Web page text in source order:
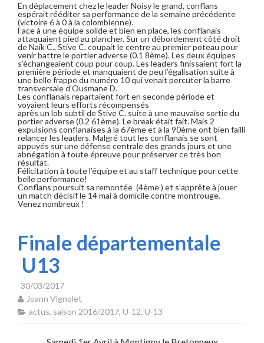
En déplacement chez le leader Noisy le grand, conflans
espérait rééditer sa performance de la semaine précédente
(victoire 6 à 0 à la colombienne).
Face à une équipe solide et bien en place, les conflanais
attaquaient pied au plancher. Sur un débordement côté droit
de Naïk C., Stive C. coupait le centre au premier poteau pour
venir battre le portier adverse (0.1 8ème). Les deux équipes
s’échangeaient coup pour coup. Les leaders finissaient fort la
première période et manquaient de peu l’égalisation suite à
une belle frappe du numéro 10 qui venait percuter la barre
transversale d’Ousmane D.
Les conflanais repartaient fort en seconde période et
voyaient leurs efforts récompensés
après un lob subtil de Stive C. suite à une mauvaise sortie du
portier adverse (0.2 61ème). Le break était fait. Mais 2
expulsions conflanaises à la 67ème et à la 90ème ont bien failli
relancer les leaders. Malgré tout les conflanais se sont
appuyés sur une défense centrale des grands jours et une
abnégation à toute épreuve pour préserver ce très bon
résultat.
Félicitation à toute l’équipe et au staff technique pour cette
belle performance!
Conflans poursuit sa remontée (4ème ) et s’apprête à jouer
un match décisif le 14 mai à domicile contre montrouge.
Venez nombreux !
Finale départementale
U13
30/03/2017
Joann Vignolet
actus, saison 2016/2017, U-12, U-13